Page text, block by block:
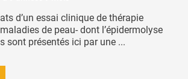
d’un essai clinique de thérapie
de peau- dont l’épidermolyse
sont présentés ici par une ...